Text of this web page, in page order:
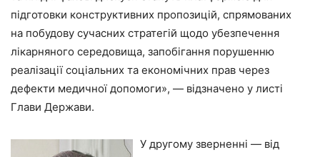
підготовки конструктивних пропозицій, спрямованих
на побудову сучасних стратегій щодо убезпечення
лікарняного середо­вища, запобігання порушенню
реалізації соціальних та економічних прав через
дефекти медичної допомоги», — відзначено у листі
Глави Держави.
У другому зверненні — від